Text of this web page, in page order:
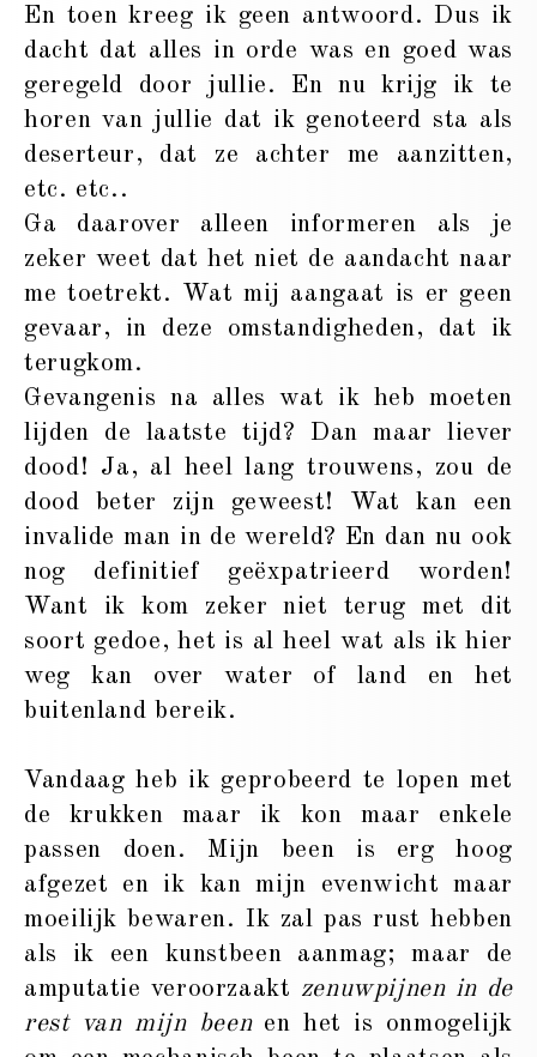
En toen kreeg ik geen antwoord. Dus ik
dacht dat alles in orde was en goed was
geregeld door jullie. En nu krijg ik te
horen van jullie dat ik genoteerd sta als
deserteur, dat ze achter me aanzitten,
etc. etc..
Ga daarover alleen informeren als je
zeker weet dat het niet de aandacht naar
me toetrekt. Wat mij aangaat is er geen
gevaar, in deze omstandigheden, dat ik
terugkom.
Gevangenis na alles wat ik heb moeten
lijden de laatste tijd? Dan maar liever
dood! Ja, al heel lang trouwens, zou de
dood beter zijn geweest! Wat kan een
invalide man in de wereld? En dan nu ook
nog definitief geëxpatrieerd worden!
Want ik kom zeker niet terug met dit
soort gedoe, het is al heel wat als ik hier
weg kan over water of land en het
buitenland bereik.
Vandaag heb ik geprobeerd te lopen met
de krukken maar ik kon maar enkele
passen doen. Mijn been is erg hoog
afgezet en ik kan mijn evenwicht maar
moeilijk bewaren. Ik zal pas rust hebben
als ik een kunstbeen aanmag; maar de
amputatie veroorzaakt zenuwpijnen in de
rest van mijn beenen het is onmogelijk